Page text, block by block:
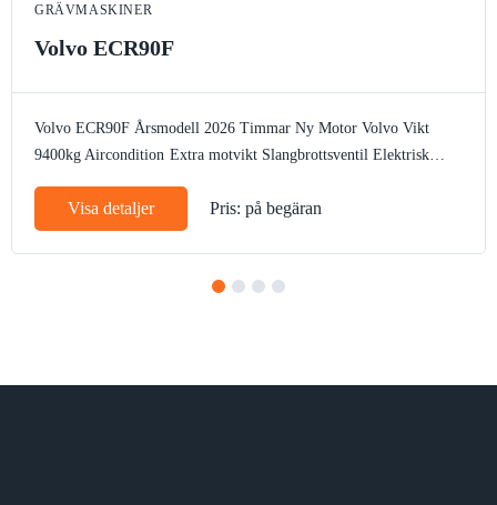
GRÄVMASKINER
Volvo ECR90F
Volvo ECR90F Årsmodell 2026 Timmar Ny Motor Volvo Vikt
9400kg Aircondition Extra motvikt Slangbrottsventil Elektrisk
Visa detaljer Pris: på begäran
4